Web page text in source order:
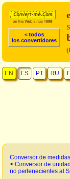
< todos
los convertidores
EN ES PT RU
Conversor de
> Conversor de
no pertenecientes al